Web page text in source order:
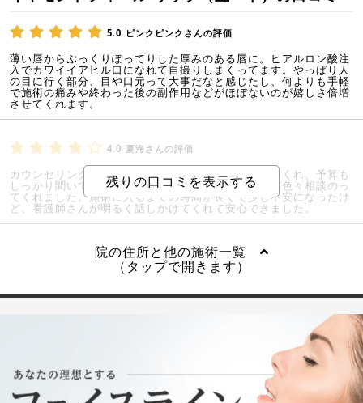
5.0 ピンクピンクさんの評価
薄い唇からぷっくりぽってりした厚みのある唇に。ヒアルロン酸注
入でカワイイアヒル口になれて自撮りしまくってます。やっぱり人
の目に行く部分、目や口元って大事だなと感じたし、何よりも手軽
で施術の痛みや終わった後の副作用などがほぼないのが嬉しさ倍増
させてくれます。
4.0 夏海さんの評価
カウンセリングの方が一つ一つとても細かく説明してくれ、予算も
しっかり聞いてくれた中で何を優先でやりたいかなど色々相談のっ
てくれました。施術に入るまでの時間が長くて少し不安になったけ
ど、看護師さんが明るく話しかけてくれて安心できました。
院の住所と他の施術一覧
（タップで開きます）